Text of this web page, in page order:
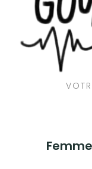
👅 AVEC LA LANGUE
🌇 REPORTAGES
💬 INTERVIEWS
❤️‍🔥 QUI SOMMES-